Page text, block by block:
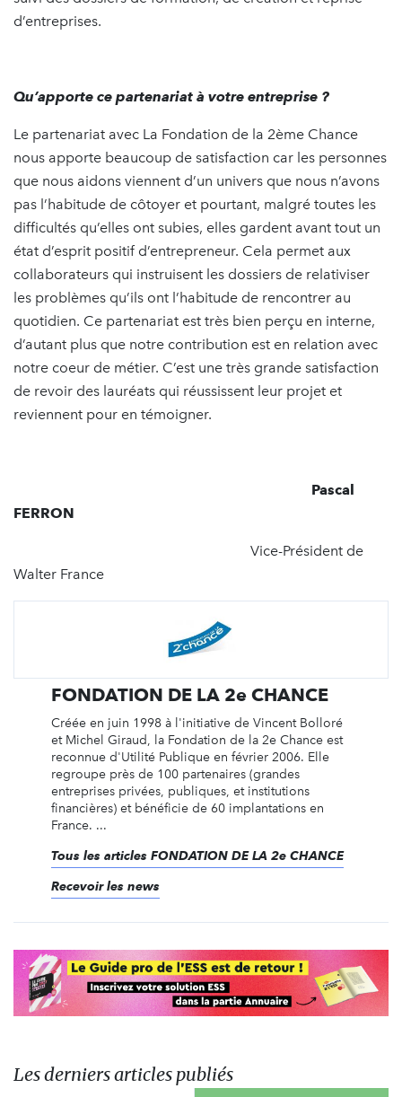
d’entreprises.
Qu’apporte ce partenariat à votre entreprise ?
Le partenariat avec La Fondation de la 2ème Chance
nous apporte beaucoup de satisfaction car les personnes
que nous aidons viennent d’un univers que nous n’avons
pas l’habitude de côtoyer et pourtant, malgré toutes les
difficultés qu’elles ont subies, elles gardent avant tout un
état d’esprit positif d’entrepreneur. Cela permet aux
collaborateurs qui instruisent les dossiers de relativiser
les problèmes qu’ils ont l’habitude de rencontrer au
quotidien. Ce partenariat est très bien perçu en interne,
d’autant plus que notre contribution est en relation avec
notre coeur de métier. C’est une très grande satisfaction
de revoir des lauréats qui réussissent leur projet et
reviennent pour en témoigner.
Pascal
FERRON
Vice-Président de
Walter France
FONDATION DE LA 2e CHANCE
Créée en juin 1998 à l'initiative de Vincent Bolloré
et Michel Giraud, la Fondation de la 2e Chance est
reconnue d'Utilité Publique en février 2006. Elle
regroupe près de 100 partenaires (grandes
entreprises privées, publiques, et institutions
financières) et bénéficie de 60 implantations en
France. ...
Tous les articles FONDATION DE LA 2e CHANCE
Recevoir les news
Les derniers articles publiés